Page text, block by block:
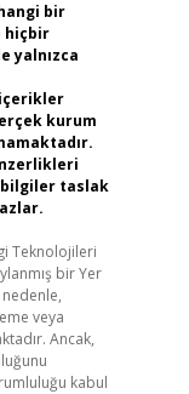
bir
hiçbir
yalnızca
kurum
taslak
Teknolojileri
bir Yer
veya
Ancak,
kabul